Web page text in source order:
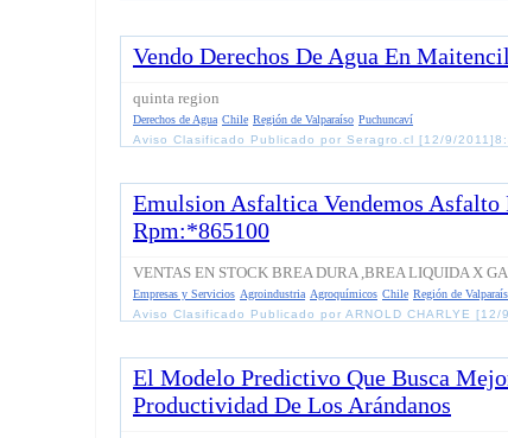
Vendo Derechos De Agua En
quinta region
Derechos de Agua Chile Región de Valparaíso Puchuncaví
Aviso Clasificado Publicado por Seragro.cl [12/9/
Emulsion Asfaltica Vendemos Asfalto
Rpm:*865100
VENTAS EN STOCK BREA DURA ,BREA LIQUIDA X
Empresas y Servicios Agroindustria Agroquímicos Chile Región de
Aviso Clasificado Publicado por ARNOLD CHARLYE [12/
El Modelo Predictivo Que Busca
Productividad De Los Arándanos